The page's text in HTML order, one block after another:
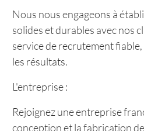
Nous nous engageons à
solides et durables avec nos
service de recrutement
les résultats.
L'entreprise :
Rejoignez une entreprise
conception et la fabrication